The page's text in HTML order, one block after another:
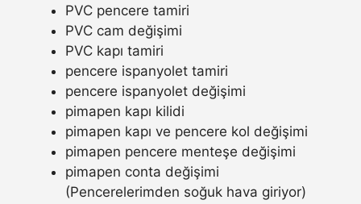
PVC pencere tamiri
PVC cam değişimi
PVC kapı tamiri
pencere ispanyolet tamiri
pencere ispanyolet değişimi
pimapen kapı kilidi
pimapen kapı ve pencere kol değişimi
pimapen pencere menteşe değişimi
pimapen conta değişimi
(Pencerelerimden soğuk hava giriyor)